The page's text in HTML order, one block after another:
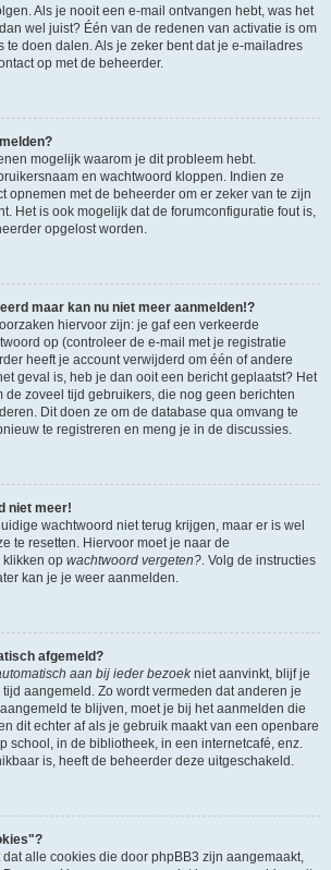
Als je nooit een e-mail ontvangen hebt, was het
wel juist? Één van de redenen van activatie is om
te doen dalen. Als je zeker bent dat je e-mailadres
op met de beheerder.
mogelijk waarom je dit probleem hebt.
en wachtwoord kloppen. Indien ze
opnemen met de beheerder om er zeker van te zijn
Het is ook mogelijk dat de forumconfiguratie fout is,
opgelost worden.
maar kan nu niet meer aanmelden!?
hiervoor zijn: je gaf een verkeerde
op (controleer de e-mail met je registratie
heeft je account verwijderd om één of andere
geval is, heb je dan ooit een bericht geplaatst? Het
de zoveel tijd gebruikers, die nog geen berichten
Dit doen ze om de database qua omvang te
te registreren en meng je in de discussies.
niet meer!
wachtwoord niet terug krijgen, maar er is wel
te resetten. Hiervoor moet je naar de
op wachtwoord vergeten?. Volg de instructies
kan je je weer aanmelden.
afgemeld?
aan bij ieder bezoekniet aanvinkt, blijf je
aangemeld. Zo wordt vermeden dat anderen je
te blijven, moet je bij het aanmelden die
dit echter af als je gebruik maakt van een openbare
school, in de bibliotheek, in een internetcafé, enz.
is, heeft de beheerder deze uitgeschakeld.
alle cookies die door phpBB3 zijn aangemaakt,